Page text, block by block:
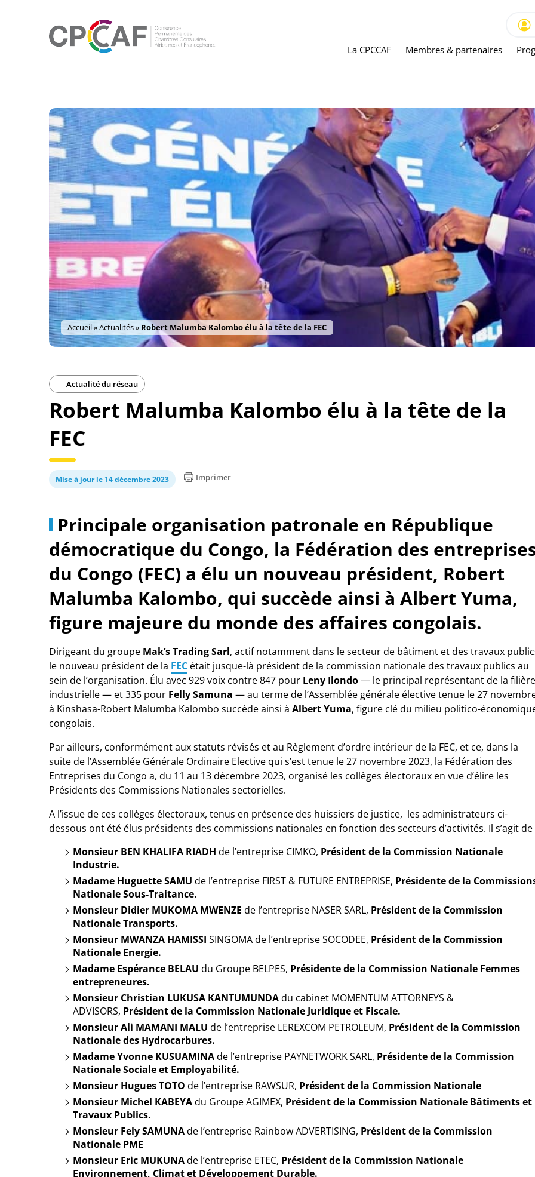
La CPCCAF Membres & partenaires
Accueil»Actualités» Robert Malumba Kalombo élu à la tête de la FEC
Actualité du réseau
Robert Malumba Kalombo élu à la tête de la
FEC
Mise à jour le 14 décembre 2023 Imprimer
Principale organisation patronale en République
démocratique du Congo, la Fédération des
du Congo (FEC) a élu un nouveau président, Robert
Malumba Kalombo, qui succède ainsi à Albert Yuma,
figure majeure du monde des affaires congolais.
Dirigeant du groupe Mak’s Trading Sarl, actif notamment dans le secteur de bâtiment et des travaux
le nouveau président de la FEC était jusque-là président de la commission nationale des travaux publics au
sein de l’organisation. Élu avec 929 voix contre 847 pour Leny Ilondo— le principal représentant de la filière
industrielle — et 335 pour Felly Samuna — au terme de l’Assemblée générale élective tenue le 27
à Kinshasa-Robert Malumba Kalombo succède ainsi à Albert Yuma, figure clé du milieu politico-
congolais.
Par ailleurs, conformément aux statuts révisés et au Règlement d’ordre intérieur de la FEC, et ce, dans la
suite de l’Assemblée Générale Ordinaire Elective qui s’est tenue le 27 novembre 2023, la Fédération des
Entreprises du Congo a, du 11 au 13 décembre 2023, organisé les collèges électoraux en vue d’élire les
Présidents des Commissions Nationales sectorielles.
A l’issue de ces collèges électoraux, tenus en présence des huissiers de justice, les administrateurs ci-
dessous ont été élus présidents des commissions nationales en fonction des secteurs d’activités. Il s’agit de
Monsieur BEN KHALIFA RIADH de l’entreprise CIMKO, Président de la Commission Nationale
Industrie.
Madame Huguette SAMU de l’entreprise FIRST & FUTURE ENTREPRISE, Présidente de la
Nationale Sous-Traitance.
Monsieur Didier MUKOMA MWENZE de l’entreprise NASER SARL, Président de la Commission
Nationale Transports.
Monsieur MWANZA HAMISSI SINGOMA de l’entreprise SOCODEE, Président de la Commission
Nationale Energie.
Madame Espérance BELAU du Groupe BELPES, Présidente de la Commission Nationale Femmes
entrepreneures.
Monsieur Christian LUKUSA KANTUMUNDAdu cabinet MOMENTUM ATTORNEYS &
ADVISORS, Président de la Commission Nationale Juridique et Fiscale.
Monsieur Ali MAMANI MALU de l’entreprise LEREXCOM PETROLEUM, Président de la Commission
Nationale des Hydrocarbures.
Madame Yvonne KUSUAMINAde l’entreprise PAYNETWORK SARL, Présidente de la Commission
Nationale Sociale et Employabilité.
Monsieur Hugues TOTO de l’entreprise RAWSUR, Président de la Commission Nationale
Monsieur Michel KABEYAdu Groupe AGIMEX, Président de la Commission Nationale Bâtiments et
Travaux Publics.
Monsieur Fely SAMUNAde l’entreprise Rainbow ADVERTISING, Président de la Commission
Nationale PME
Monsieur Eric MUKUNAde l’entreprise ETEC, Président de la Commission Nationale
Environnement, Climat et Développement Durable.